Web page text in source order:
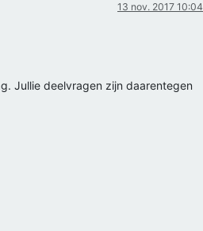
13 nov. 2017 10:04
Jullie deelvragen zijn daarentegen